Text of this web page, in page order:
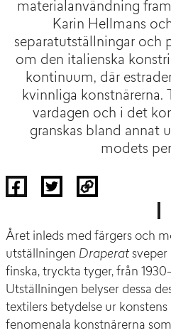
materialanvändning
Karin Hellmans
separatutställningar och
om den italienska
kontinuum, där
kvinnliga konstnärerna.
vardagen och i det
granskas bland annat
modets
Året inleds med färgers och
utställningen Draperat sveper
finska, tryckta tyger, från
Utställningen belyser dessa
textilers betydelse ur
fenomenala konstnärerna